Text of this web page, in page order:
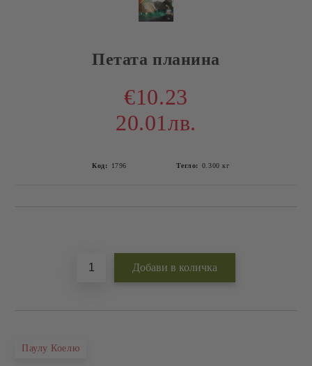
Петата планина
€10.23
20.01лв.
Код: 1796 Тегло: 0.300 кг
Паулу Коелю